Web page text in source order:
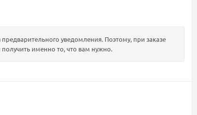
уведомления. Поэтому, при заказе
именно то, что вам нужно.